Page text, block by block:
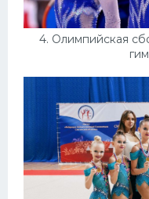
4. Олимпийская